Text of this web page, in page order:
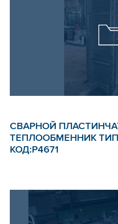
СВАРНОЙ
ТЕПЛООБМЕННИК
КОД:Р4671